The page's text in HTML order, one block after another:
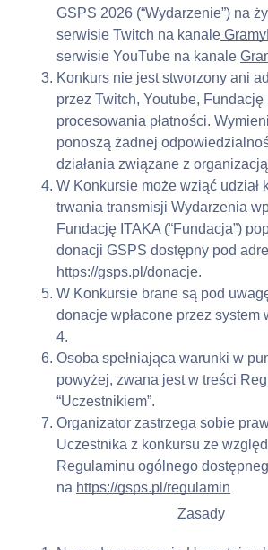
GSPS 2026 (“Wydarzenie”) na
serwisie Twitch na kanale
serwisie YouTube na kanale
Konkurs nie jest stworzony ani
przez Twitch, Youtube,
procesowania płatności.
ponoszą żadnej
działania związane z
W Konkursie może wziąć udział
trwania transmisji Wydarzenia
Fundację ITAKA (“Fundacja”)
donacji GSPS dostępny pod
https://gsps.pl/donacje.
W Konkursie brane są pod
donacje wpłacone przez system
4.
Osoba spełniająca warunki w
powyżej, zwana jest w treści
“Uczestnikiem”.
Organizator zastrzega sobie
Uczestnika z konkursu ze
Regulaminu ogólnego
na https://gsps.pl/regulamin
Zasady